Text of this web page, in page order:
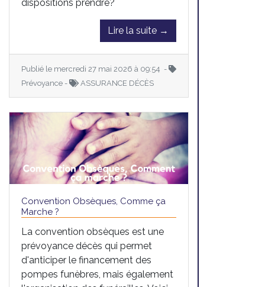
dispositions prendre?
Lire la suite →
Publié le mercredi 27 mai 2026 à 09:54 -
Prévoyance -
ASSURANCE DÉCÈS
Convention Obsèques, Comme ça
Marche ?
La convention obsèques est une
prévoyance décès qui permet
d'anticiper le financement des
pompes funèbres, mais également